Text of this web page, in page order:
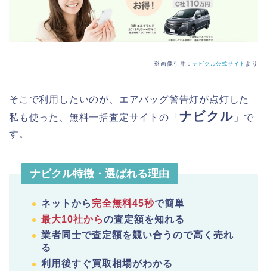
※画像引用：ナビクル公式サイト より
そこで利用したいのが、エアバッグ警告灯が点灯した
私も使った、無料一括査定サイトの「 ナビクル 」で
す。
ナビクル特徴・選ばれる理由
ネットから 完全無料45秒で簡単
最大10社からの査定額を知れる
業者同士で査定額を競い合うので高く売れ
る
利用後すぐ買取相場がわかる